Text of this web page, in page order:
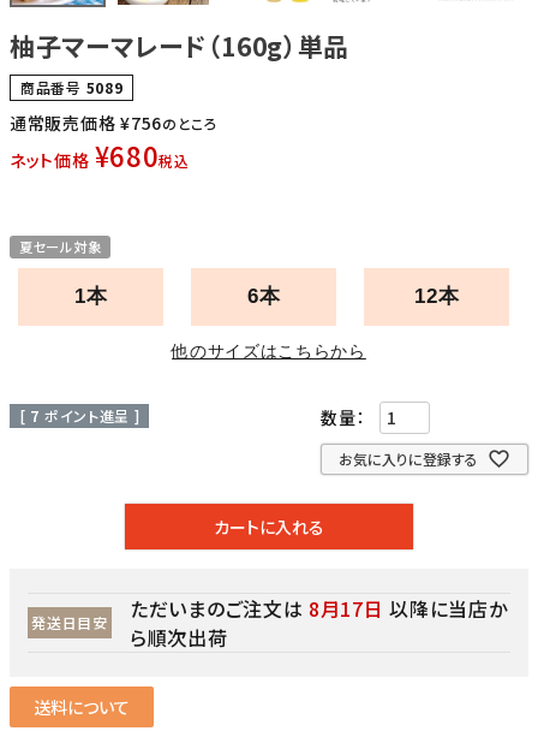
柚子マーマレード（160g）単品
商品番号 5089
通常販売価格 ¥756のところ
ネット価格 ¥680税込
夏セール対象
1本 6本 12本
他のサイズはこちらから
[ 7 ポイント進呈 ]
お気に入りに登録する
カートに入れる
発送日目安 ただいまのご注文は 8月17日 以降に当店か
ら順次出荷
送料について